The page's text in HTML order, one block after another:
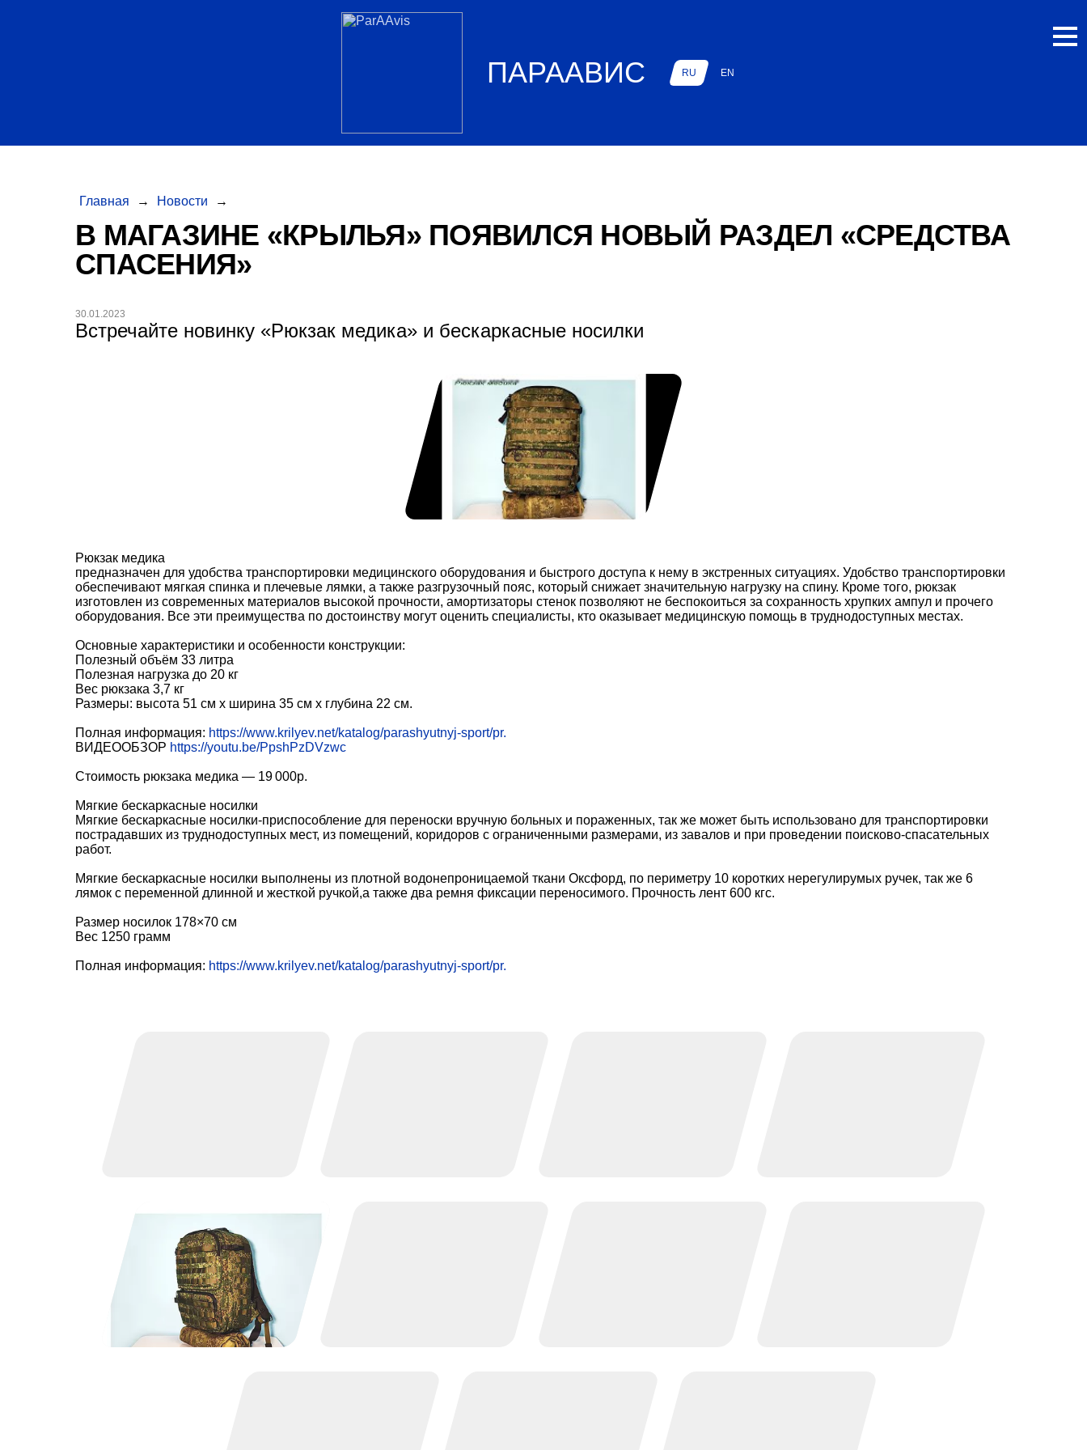
ПАРААВИС RU EN
Главная → Новости →
В МАГАЗИНЕ «КРЫЛЬЯ» ПОЯВИЛСЯ НОВЫЙ РАЗДЕЛ «СРЕДСТВА
СПАСЕНИЯ»
30.01.2023
Встречайте новинку «Рюкзак медика» и бескаркасные носилки
Рюкзак медика
предназначен для удобства транспортировки медицинского оборудования и быстрого доступа к нему в экстренных ситуациях. Удобство транспортировки
обеспечивают мягкая спинка и плечевые лямки, а также разгрузочный пояс, который снижает значительную нагрузку на спину. Кроме того, рюкзак
изготовлен из современных материалов высокой прочности, амортизаторы стенок позволяют не беспокоиться за сохранность хрупких ампул и прочего
оборудования. Все эти преимущества по достоинству могут оценить специалисты, кто оказывает медицинскую помощь в труднодоступных местах.
Основные характеристики и особенности конструкции:
Полезный объём 33 литра
Полезная нагрузка до 20 кг
Вес рюкзака 3,7 кг
Размеры: высота 51 см х ширина 35 см х глубина 22 см.
Полная информация: https://www.krilyev.net/katalog/parashyutnyj-sport/pr.
ВИДЕООБЗОР https://youtu.be/PpshPzDVzwc
Стоимость рюкзака медика — 19 000р.
Мягкие бескаркасные носилки
Мягкие бескаркасные носилки-приспособление для переноски вручную больных и пораженных, так же может быть использовано для транспортировки
пострадавших из труднодоступных мест, из помещений, коридоров с ограниченными размерами, из завалов и при проведении поисково-спасательных
работ.
Мягкие бескаркасные носилки выполнены из плотной водонепроницаемой ткани Оксфорд, по периметру 10 коротких нерегулирумых ручек, так же 6
лямок с переменной длинной и жесткой ручкой,а также два ремня фиксации переносимого. Прочность лент 600 кгс.
Размер носилок 178×70 см
Вес 1250 грамм
Полная информация: https://www.krilyev.net/katalog/parashyutnyj-sport/pr.